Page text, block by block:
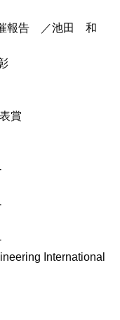
報告 ／池田 和
賞
International